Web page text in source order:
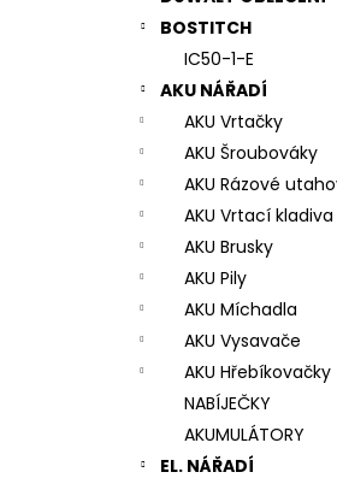
BOSTITCH
IC50-1-E
AKU NÁŘADÍ
AKU Vrtačky
AKU Šroubováky
AKU Rázové
AKU Vrtací kladiva
AKU Brusky
AKU Pily
AKU Míchadla
AKU Vysavače
AKU Hřebíkovačky
NABÍJEČKY
AKUMULÁTORY
EL. NÁŘADÍ
7# N196034
944 Kč